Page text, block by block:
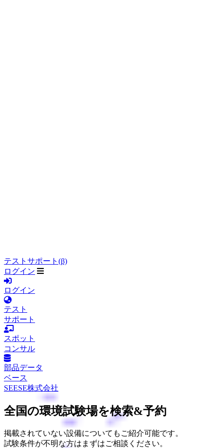
テストサポート(β)
ログイン
ログイン
テスト
サポート
スポット
コンサル
部品データ
ベース
SEESE株式会社
全国の環境試験場を検索&予約
掲載されていない設備についてもご紹介可能です。
試験条件が不明な方はまずはご相談ください。